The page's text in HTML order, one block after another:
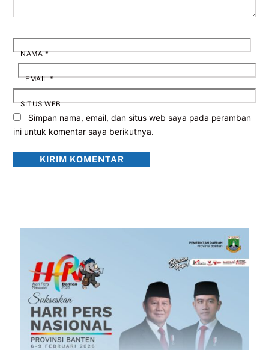
NAMA*
EMAIL*
SITUS WEB
Simpan nama, email, dan situs web saya pada peramban
ini untuk komentar saya berikutnya.